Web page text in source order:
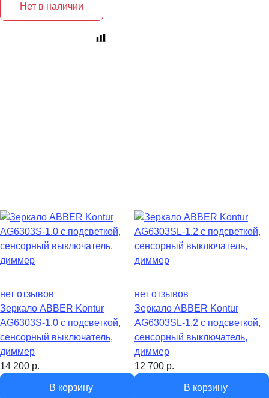
Нет в наличии
нет отзывов
Зеркало ABBER Kontur
AG6303S-1.0 с подсветкой,
сенсорный выключатель,
диммер
14 200 р.
В корзину
нет отзывов
Зеркало ABBER Kontur
AG6303SL-1.2 с подсветкой,
сенсорный выключатель,
диммер
12 700 р.
В корзину